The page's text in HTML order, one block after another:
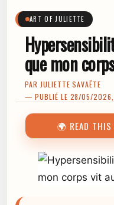
ART OF JULIETTE
que mon
PAR JULIETTE SAVAËTE
— PUBLIÉ LE 28/05/2026,
🌍 READ